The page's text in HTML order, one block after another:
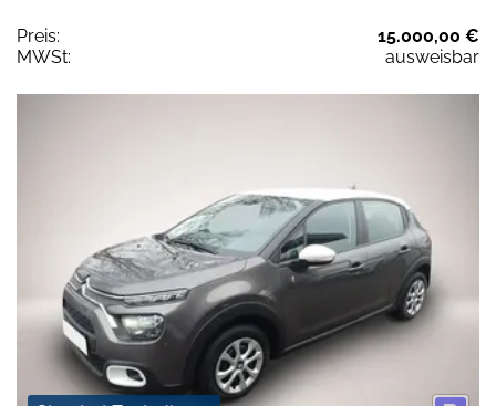
Preis:
15.000,00 €
MWSt:
ausweisbar